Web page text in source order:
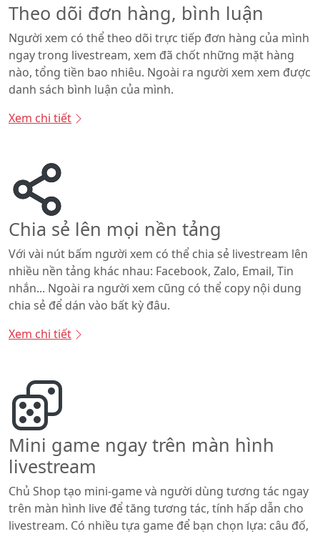
Theo dõi đơn hàng, bình luận
Người xem có thể theo dõi trực tiếp đơn hàng của mình
ngay trong livestream, xem đã chốt những mặt hàng
nào, tổng tiền bao nhiêu. Ngoài ra người xem xem được
danh sách bình luận của mình.
Xem chi tiết
Chia sẻ lên mọi nền tảng
Với vài nút bấm người xem có thể chia sẻ livestream lên
nhiều nền tảng khác nhau: Facebook, Zalo, Email, Tin
nhắn... Ngoài ra người xem cũng có thể copy nội dung
chia sẻ để dán vào bất kỳ đâu.
Xem chi tiết
Mini game ngay trên màn hình
livestream
Chủ Shop tạo mini-game và người dùng tương tác ngay
trên màn hình live để tăng tương tác, tính hấp dẫn cho
livestream. Có nhiều tựa game để bạn chọn lựa: câu đố,